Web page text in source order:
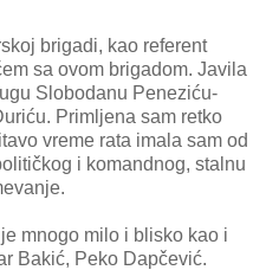
brigadi, kao referent
sa ovom brigadom. Javila
Slobodanu Peneziću-
Primljena sam retko
vreme rata imala sam od
i komandnog, stalnu
mnogo milo i blisko kao i
Bakić, Peko Dapčević.